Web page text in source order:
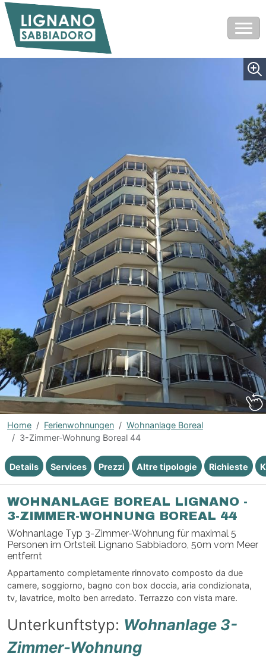
Home Ferienwohnungen
Wohnanlage Boreal
3-Zimmer-Wohnung Boreal 44
WOHNANLAGE BOREAL LIGNANO -
3-ZIMMER-WOHNUNG BOREAL 44
Wohnanlage Typ 3-Zimmer-Wohnung für maximal 5
Personen im Ortsteil Lignano Sabbiadoro, 50m vom Meer
entfernt
Appartamento completamente rinnovato composto da due
camere, soggiorno, bagno con box doccia, aria condizionata,
tv, lavatrice, molto ben arredato. Terrazzo con vista mare.
Details Services Prezzi Altre tipologie Richieste
Unterkunftstyp: Wohnanlage 3-
Zimmer-Wohnung